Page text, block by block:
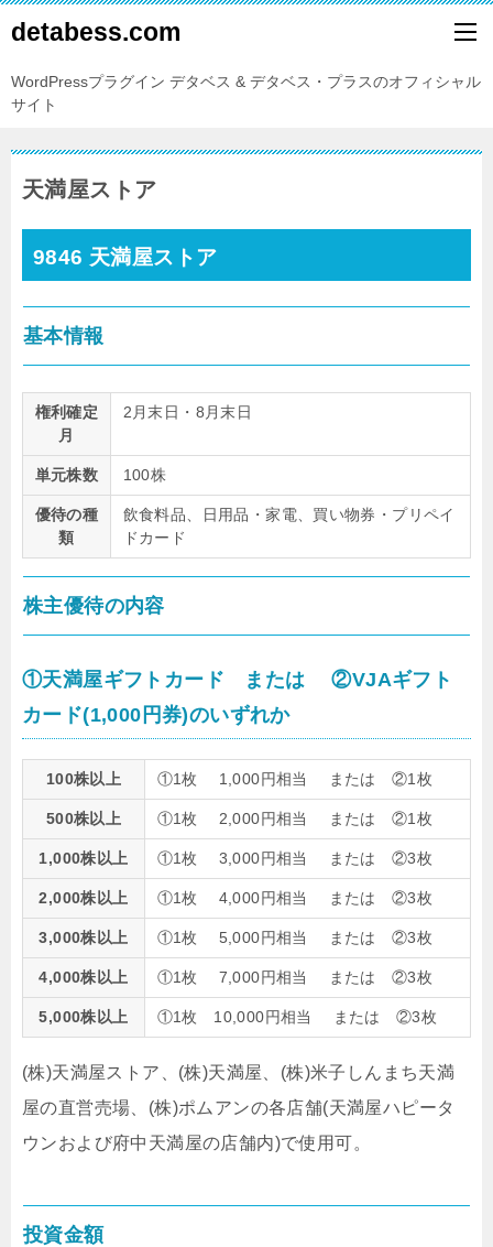
detabess.com
WordPressプラグイン デタベス & デタベス・プラスのオフィシャル
サイト
天満屋ストア
9846 天満屋ストア
基本情報
権利確定
月
2月末日・8月末日
単元株数 100株
優待の種
類
飲食料品、日用品・家電、買い物券・プリペイ
ドカード
株主優待の内容
①天満屋ギフトカード または ②VJAギフト
カード(1,000円券)のいずれか
100株以上 ①1枚 1,000円相当 または ②1枚
500株以上 ①1枚 2,000円相当 または ②1枚
1,000株以上 ①1枚 3,000円相当 または ②3枚
2,000株以上 ①1枚 4,000円相当 または ②3枚
3,000株以上 ①1枚 5,000円相当 または ②3枚
4,000株以上 ①1枚 7,000円相当 または ②3枚
5,000株以上 ①1枚 10,000円相当 または ②3枚
(株)天満屋ストア、(株)天満屋、(株)米子しんまち天満
屋の直営売場、(株)ポムアンの各店舗(天満屋ハピータ
ウンおよび府中天満屋の店舗内)で使用可。
投資金額